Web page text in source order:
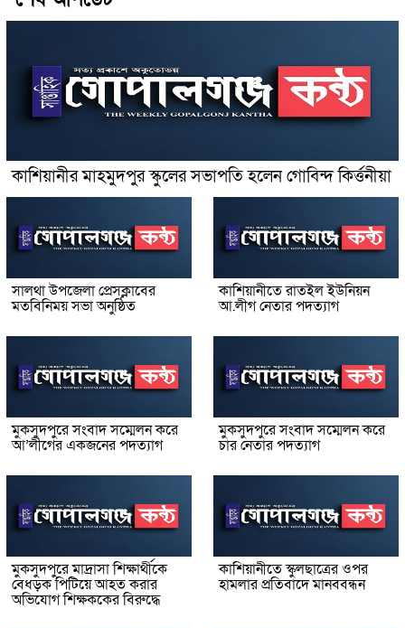
কাশিয়ানীর মাহমুদপুর স্কুলের সভাপতি হলেন গোবিন্দ কির্ত্তনীয়া
সালথা উপজেলা প্রেসক্লাবের
মতবিনিময় সভা অনুষ্ঠিত
কাশিয়ানীতে রাতইল ইউনিয়ন
আ.লীগ নেতার পদত্যাগ
মুকসুদপুরে সংবাদ সম্মেলন করে
আ’লীগের একজনের পদত্যাগ
মুকসুদপুরে সংবাদ সম্মেলন করে
চার নেতার পদত্যাগ
মুকসুদপুরে মাদ্রাসা শিক্ষার্থীকে
বেধড়ক পিটিয়ে আহত করার
অভিযোগ শিক্ষককের বিরুদ্ধে
কাশিয়ানীতে স্কুলছাত্রের ওপর
হামলার প্রতিবাদে মানববন্ধন